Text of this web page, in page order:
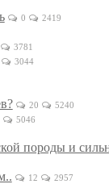
0 2419
3781
3044
20 5240
5046
породы и
12 2957